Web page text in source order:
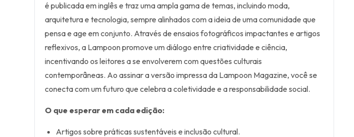
é publicada em inglês e traz uma ampla gama de temas, incluindo moda,
arquitetura e tecnologia, sempre alinhados com a ideia de uma comunidade que
pensa e age em conjunto. Através de ensaios fotográficos impactantes e artigos
reflexivos, a Lampoon promove um diálogo entre criatividade e ciência,
incentivando os leitores a se envolverem com questões culturais
contemporâneas. Ao assinar a versão impressa da Lampoon Magazine, você se
conecta com um futuro que celebra a coletividade e a responsabilidade social.
O que esperar em cada edição:
Artigos sobre práticas sustentáveis e inclusão cultural.